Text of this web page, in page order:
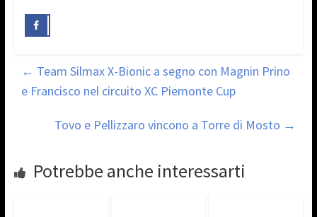
← Team Silmax X-Bionic a segno con Magnin Prino
e Francisco nel circuito XC Piemonte Cup
Tovo e Pellizzaro vincono a Torre di Mosto →
Potrebbe anche interessarti